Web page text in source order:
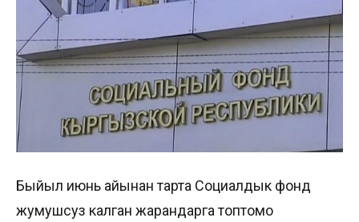
Быйыл июнь айынан тарта Социалдык фонд
жумушсуз калган жарандарга топтомо